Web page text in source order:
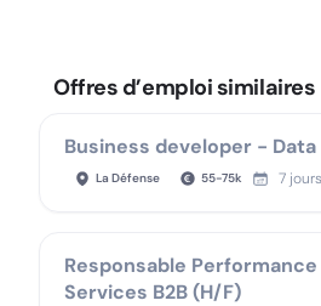
Offres d’emploi similaires
Business developer - Data
La Défense 55-75k 7 jours
Responsable
Services B2B (H/F)